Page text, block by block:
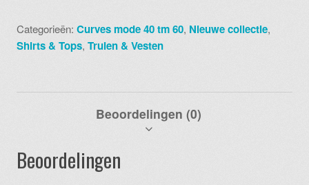
Categorieën:Curves mode 40 tm 60, Nieuwe collectie,
Shirts & Tops,Truien & Vesten
Beoordelingen (0)
Beoordelingen